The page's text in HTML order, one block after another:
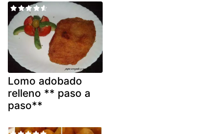
Lomo adobado
relleno ** paso a
paso**